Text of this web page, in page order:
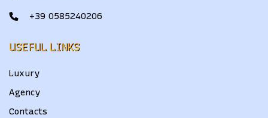
+39 0585240206
USEFUL LINKS
Luxury
Agency
Contacts